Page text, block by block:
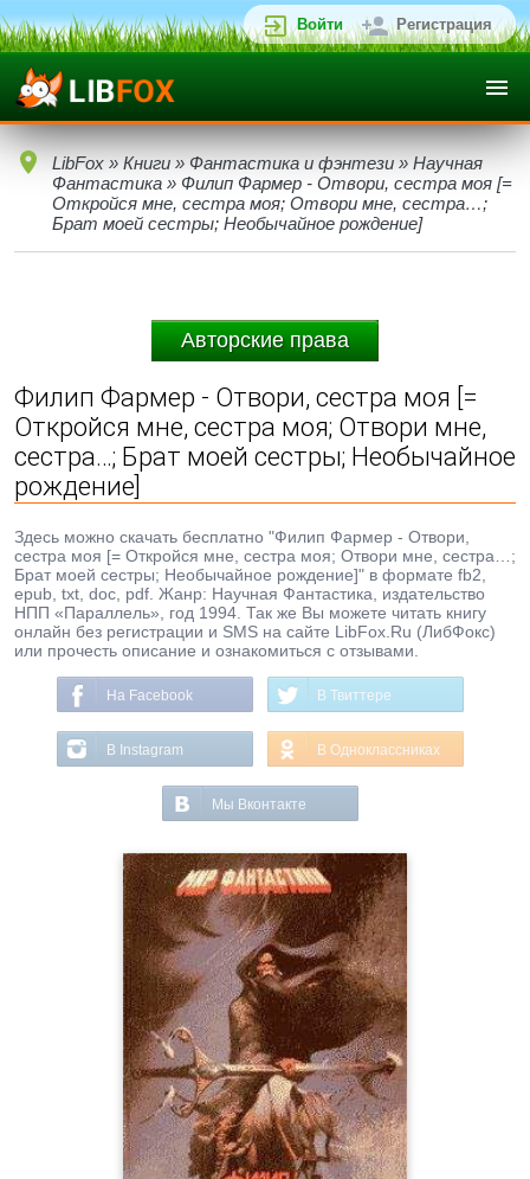
Войти Регистрация
LibFox » Книги » Фантастика и фэнтези » Научная
Фантастика » Филип Фармер - Отвори, сестра моя [=
Откройся мне, сестра моя; Отвори мне, сестра…;
Брат моей сестры; Необычайное рождение]
Авторские права
Филип Фармер - Отвори, сестра моя [=
Откройся мне, сестра моя; Отвори мне,
сестра…; Брат моей сестры; Необычайное
рождение]
Здесь можно скачать бесплатно "Филип Фармер - Отвори,
сестра моя [= Откройся мне, сестра моя; Отвори мне, сестра…;
Брат моей сестры; Необычайное рождение]" в формате fb2,
epub, txt, doc, pdf. Жанр: Научная Фантастика, издательство
НПП «Параллель», год 1994. Так же Вы можете читать книгу
онлайн без регистрации и SMS на сайте LibFox.Ru (ЛибФокс)
или прочесть описание и ознакомиться с отзывами.
На Facebook В Твиттере
В Instagram В Одноклассниках
Мы Вконтакте